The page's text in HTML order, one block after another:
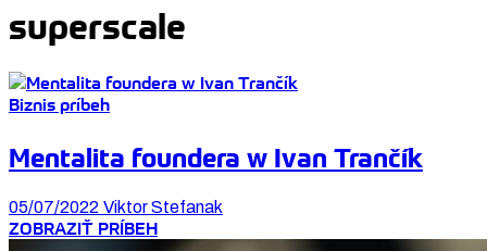
superscale
Biznis príbeh
Mentalita foundera w Ivan Trančík
05/07/2022 Viktor Stefanak
ZOBRAZIŤ PRÍBEH